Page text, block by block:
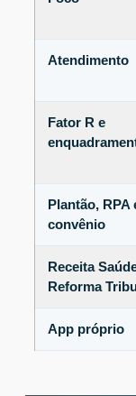
Atendimento
Fator R e
Plantão, RPA
convênio
Receita
Reforma
App próprio